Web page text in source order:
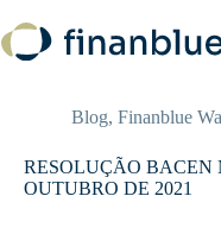
para
o
Blog, Finanblue
RESOLUÇÃO BACEN
OUTUBRO DE 2021